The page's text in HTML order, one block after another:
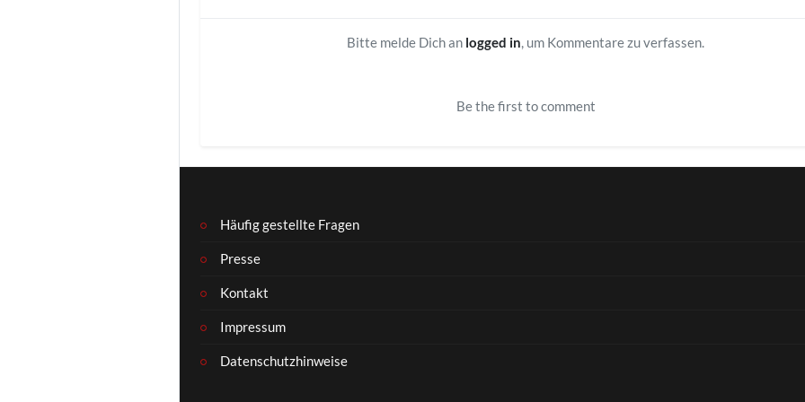
Denn dass noch nicht einmal Eckpunkte zum Etat des Bundes für das kommende Jahr vorliegen, zeigt
Bitte melde Dich an logged in, um Kommentare zu verfassen.
Be the first to comment
Häufig gestellte Fragen
Presse
Kontakt
Impressum
Datenschutzhinweise